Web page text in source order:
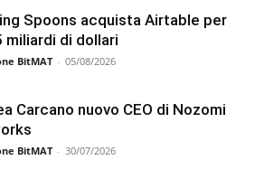
Spoons acquista Airtable per
miliardi di dollari
BitMAT - 05/08/2026
Carcano nuovo CEO di Nozomi
BitMAT - 30/07/2026